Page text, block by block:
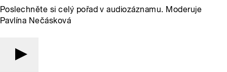
Poslechněte si celý pořad v audiozáznamu. Moderuje
Pavlína Nečásková